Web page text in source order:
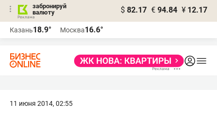
забронируй
валюту
$ 82.17 € 94.84 ¥ 12.17
Казань18.9° Москва16.6°
11 июня 2014, 02:55